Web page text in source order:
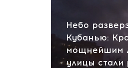
Небо
Кубанью:
мощнейшим
улицы стали